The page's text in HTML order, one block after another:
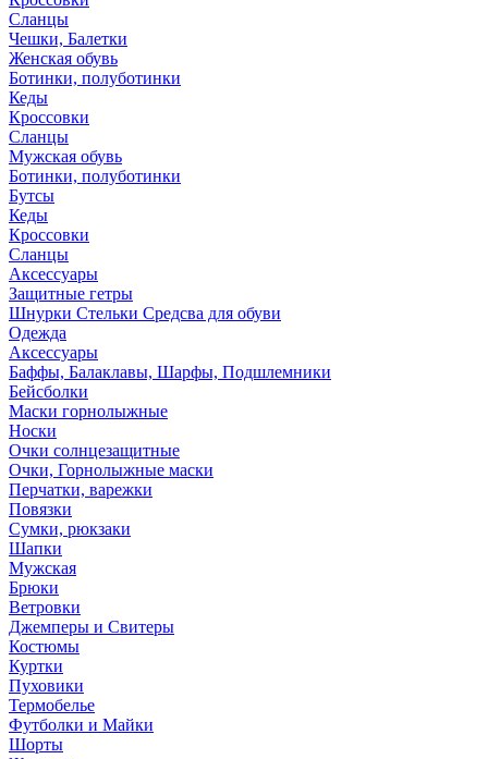
Сланцы
Чешки, Балетки
Женская обувь
Ботинки, полуботинки
Кеды
Кроссовки
Сланцы
Мужская обувь
Ботинки, полуботинки
Бутсы
Кеды
Кроссовки
Сланцы
Аксессуары
Защитные гетры
Шнурки Стельки Средсва для обуви
Одежда
Аксессуары
Баффы, Балаклавы, Шарфы, Подшлемники
Бейсболки
Маски горнолыжные
Носки
Очки солнцезащитные
Очки, Горнолыжные маски
Перчатки, варежки
Повязки
Сумки, рюкзаки
Шапки
Мужская
Брюки
Ветровки
Джемперы и Свитеры
Костюмы
Куртки
Пуховики
Термобелье
Футболки и Майки
Шорты